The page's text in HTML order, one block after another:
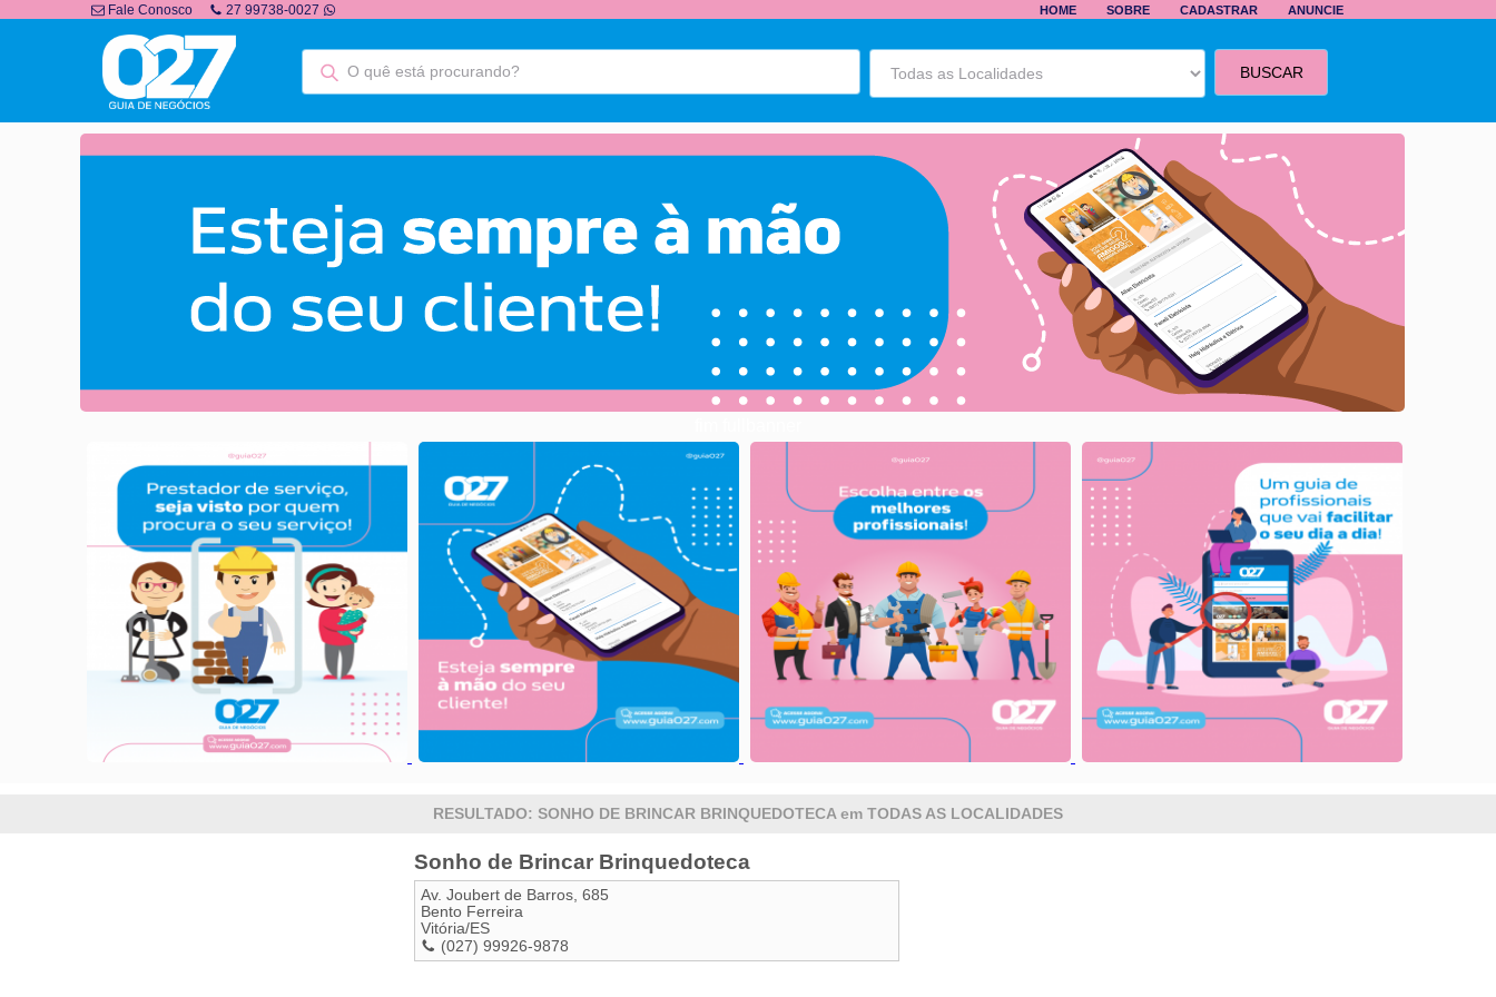
Fale Conosco 27 99738-0027 HOME SOBRE CADASTRAR ANUNCIE
RESULTADO: SONHO DE BRINCAR BRINQUEDOTECA em TODAS AS LOCALIDADES
Sonho de Brincar Brinquedoteca
Av. Joubert de Barros, 685
Bento Ferreira
Vitória/ES
(027) 99926-9878